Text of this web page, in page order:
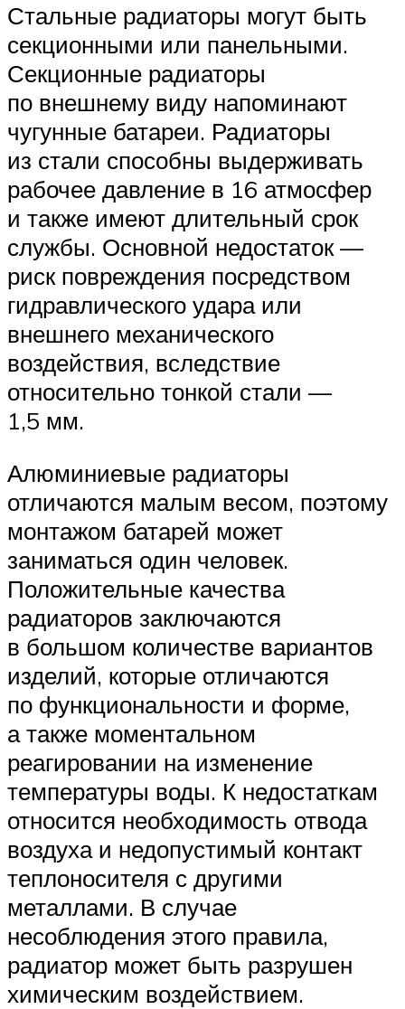
Стальные радиаторы могут быть
секционными или панельными.
Секционные радиаторы
по внешнему виду напоминают
чугунные батареи. Радиаторы
из стали способны выдерживать
рабочее давление в 16 атмосфер
и также имеют длительный срок
службы. Основной недостаток —
риск повреждения посредством
гидравлического удара или
внешнего механического
воздействия, вследствие
относительно тонкой стали —
1,5 мм.
Алюминиевые радиаторы
отличаются малым весом, поэтому
монтажом батарей может
заниматься один человек.
Положительные качества
радиаторов заключаются
в большом количестве вариантов
изделий, которые отличаются
по функциональности и форме,
а также моментальном
реагировании на изменение
температуры воды. К недостаткам
относится необходимость отвода
воздуха и недопустимый контакт
теплоносителя с другими
металлами. В случае
несоблюдения этого правила,
радиатор может быть разрушен
химическим воздействием.